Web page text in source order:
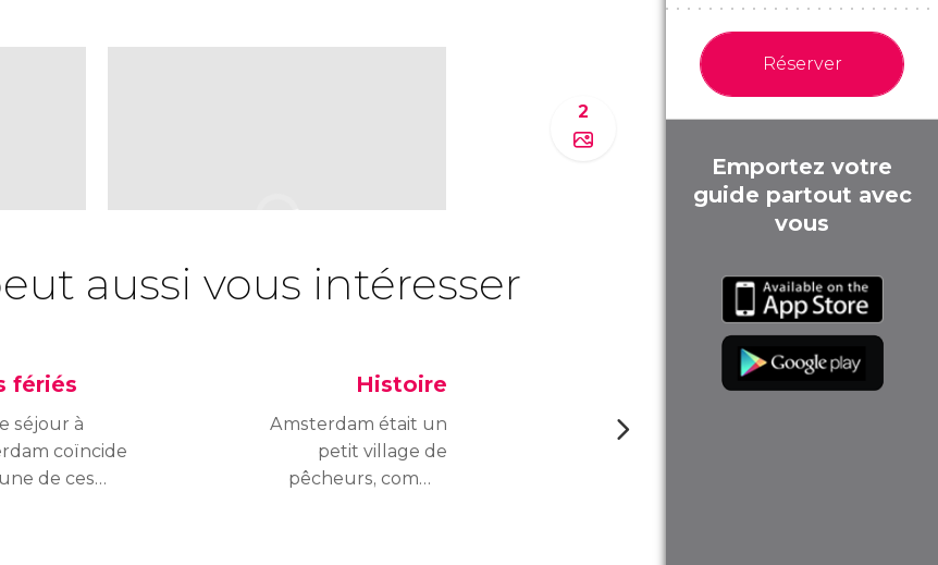
2
aussi vous intéresser
fériés
séjour à
coïncide
de ces
Histoire
Amsterdam était un
petit village de
pêcheurs, comme
Réserver
Emportez votre
guide partout avec
vous